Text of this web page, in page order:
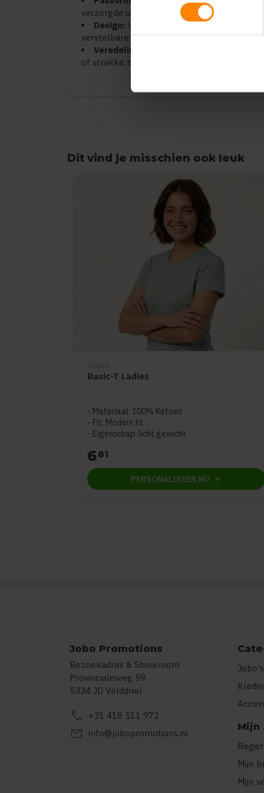
verzorgde uitstraling
Design: Verstelbare capuchon, robuuste
verstelbare manchetten
Veredeling:
Strakke buitenstof van
of strakke bedrukking
Dit vind je misschien ook leuk
Basic-T Ladies
Materiaal: 100% Katoen
Fit: Modern fit
Eigenschap: licht gewicht
681
PERSONALISEER NU
Jobo Promotions
Bezoekadres & Showroom
Provincialeweg 59
5334 JD Velddriel
call +31 418 511 972
mail info@jobopromotions.nl
Mijn
Mijn
Mijn